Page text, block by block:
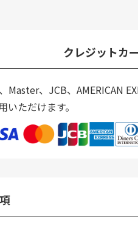
クレジットカ
Master、JCB、AMERICAN
いただけます。